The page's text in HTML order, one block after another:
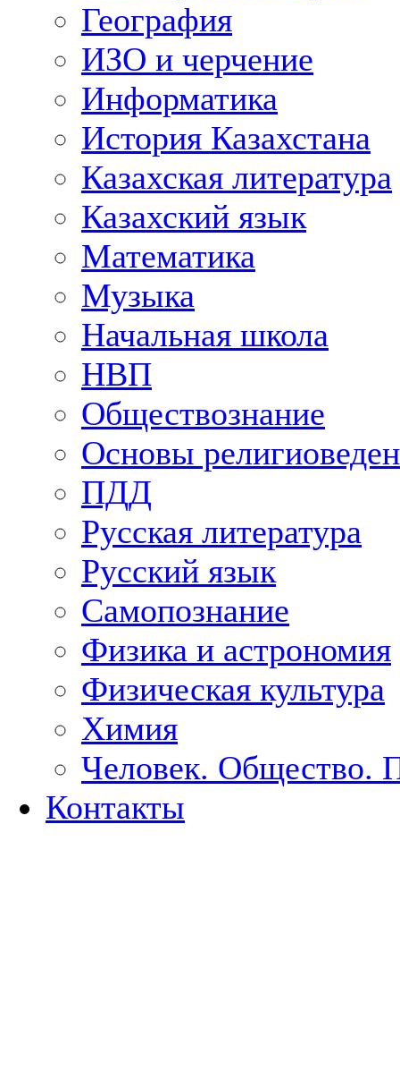
География
ИЗО и черчение
Информатика
История Казахстана
Казахская литература
Казахский язык
Математика
Музыка
Начальная школа
НВП
Обществознание
Основы
ПДД
Русская литература
Русский язык
Самопознание
Физика и астрономия
Физическая культура
Химия
Человек. Общество.
Контакты